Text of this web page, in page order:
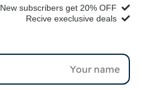
ننتظرك
info@elzubair.com
New subscribers get 20% OFF
Recive execlusive deals